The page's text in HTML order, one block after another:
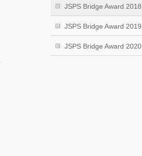
JSPS Bridge Award 2018
JSPS Bridge Award 2019
JSPS Bridge Award 2020